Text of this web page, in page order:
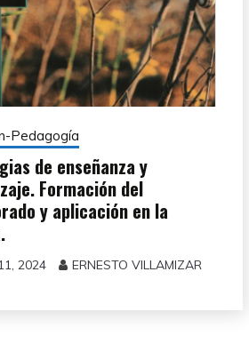
Pedagogía
de enseñanza y
Formación del
y aplicación en la
2024 ERNESTO VILLAMIZAR